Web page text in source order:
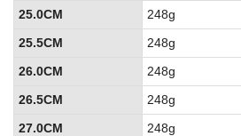
25.0CM
248g
25.5CM
248g
26.0CM
248g
26.5CM
248g
27.0CM
248g